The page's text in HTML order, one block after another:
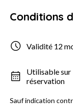
Conditions
Validité 12
Utilisable sur
réservation
Sauf indication